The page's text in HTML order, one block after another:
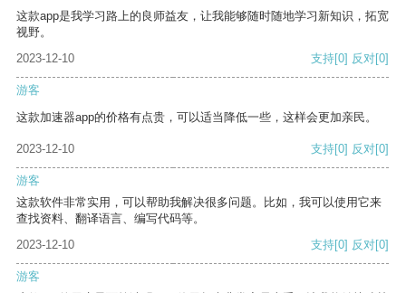
这款app是我学习路上的良师益友，让我能够随时随地学习新知识，拓宽
视野。
2023-12-10
支持[0] 反对[0]
游客
这款加速器app的价格有点贵，可以适当降低一些，这样会更加亲民。
2023-12-10 支持[0] 反对[0]
游客
这款软件非常实用，可以帮助我解决很多问题。比如，我可以使用它来
查找资料、翻译语言、编写代码等。
2023-12-10
支持[0] 反对[0]
游客